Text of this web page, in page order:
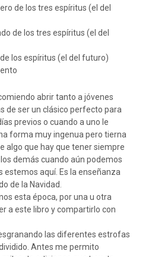
de los tres espíritus (el del
de los tres espíritus (el del
los espíritus (el del futuro)
abrir tanto a jóvenes
de ser un clásico perfecto para
previos o cuando a uno le
forma muy ingenua pero tierna
algo que hay que tener siempre
demás cuando aún podemos
estemos aquí. Es la enseñanza
de la Navidad.
esta época, por una u otra
a este libro y compartirlo con
las diferentes estrofas
Antes me permito